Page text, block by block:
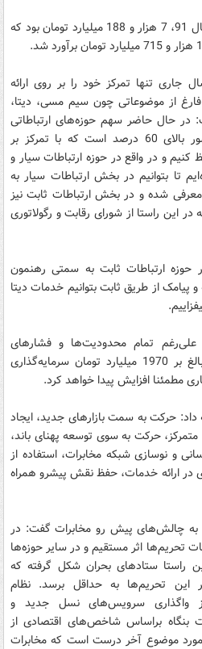
وی گفت: کل هزینه‌های ما در سال 91، 7 هزار و 188 میلیارد تومان بود که
جاری تنها تمرکز خود را بر روی ارائه
از موضوعاتی چون سیم مسی، دیتا،
در حال حاضر سهم حوزه‌های ارتباطاتی
مخصوصا ارتباطات سیار در کشور بالای 60 درصد است که با تمرکز بر
و در واقع در حوزه ارتباطات سیار و
تا بتوانیم در بخش ارتباطات سیار به
شده و در بخش ارتباطات ثابت نیز
این راستا از شورای رقابت و رگولاتوری
حوزه ارتباطات ثابت به سمتی رهنمون
پیامک از طریق ثابت بتوانیم خدمات دیتا
علی‌رغم تمام محدودیت‌ها و فشارهای
تحریمی در سال گذشته رقمی بالغ بر 1970 میلیارد تومان سرمایه‌گذاری
مطمئنا افزایش پیدا خواهد کرد.
برنامه‌های سال 92 ادامه داد: حرکت به سمت بازارهای جدید، ایجاد
حرکت به سوی توسعه پهنای باند،
و نوسازی شبکه مخابرات، استفاده از
در ارائه خدمات، حفظ نقش پیشرو همراه
به چالش‌های پیش رو مخابرات گفت: در
تحریم‌ها اثر مستقیم و در سایر حوزه‌ها
راستا ستادهای بحران شکل گرفته که
تحریم‌ها به حداقل برسد. نظام
واگذاری سرویس‌های نسل جدید و
بنگاه براساس شاخص‌های اقتصادی از
موضوع آخر درست است که مخابرات